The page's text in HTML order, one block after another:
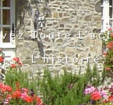
Toute
L'histoire,